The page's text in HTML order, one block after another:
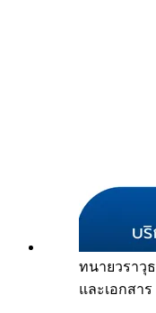
ทนายวราวุธ
และเอกสาร